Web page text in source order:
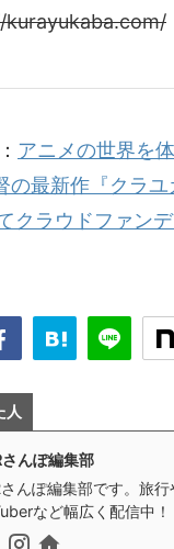
アニメの世界を
の最新作『クラ
クラウドファン
人
んぽ編集部
んぽ編集部です。旅行
など幅広く配信中！